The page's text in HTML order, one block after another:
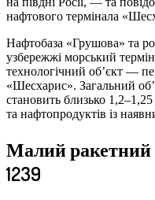
нафтового термінала
Нафтобаза «Грушова» та
узбережжі морський
технологічний об’єкт —
«Шесхарис». Загальний
становить близько
та нафтопродуктів із
Малий ракетний
1239